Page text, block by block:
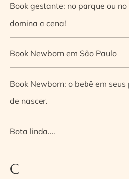
Book gestante: no parque ou
domina a cena!
Book Newborn em São Paulo
Book Newborn: o bebê em
de nascer.
Bota linda….
C